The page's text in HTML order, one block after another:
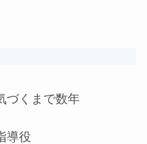
づくまで数年
導役